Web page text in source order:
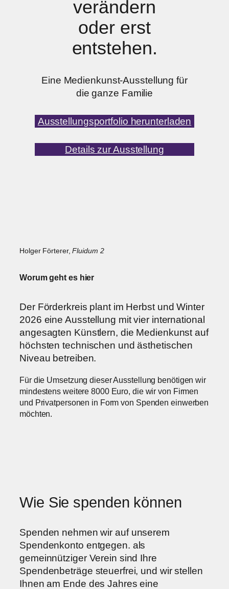
verändern
oder erst
entstehen.
Eine Medienkunst-Ausstellung für
die ganze Familie
Ausstellungsportfolio herunterladen
Details zur Ausstellung
Holger Förterer,Fluidum 2
Worum geht es hier
Der Förderkreis plant im Herbst und Winter
2026 eine Ausstellung mit vier international
angesagten Künstlern, die Medienkunst auf
höchsten technischen und ästhetischen
Niveau betreiben.
Für die Umsetzung dieser Ausstellung benötigen wir
mindestens weitere 8000 Euro, die wir von Firmen
und Privatpersonen in Form von Spenden einwerben
möchten.
Wie Sie spenden können
Spenden nehmen wir auf unserem
Spendenkonto entgegen. als
gemeinnütziger Verein sind Ihre
Spendenbeträge steuerfrei, und wir stellen
Ihnen am Ende des Jahres eine